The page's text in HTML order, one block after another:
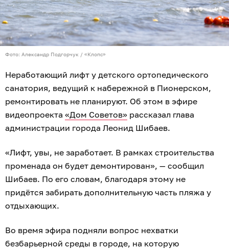
Фото: Александр Подгорчук / «Клопс»
Неработающий лифт у детского ортопедического
санатория, ведущий к набережной в Пионерском,
ремонтировать не планируют. Об этом в эфире
видеопроекта «Дом Советов» рассказал глава
администрации города Леонид Шибаев.
«Лифт, увы, не заработает. В рамках строительства
променада он будет демонтирован», — сообщил
Шибаев. По его словам, благодаря этому не
придётся забирать дополнительную часть пляжа у
отдыхающих.
Во время эфира подняли вопрос нехватки
безбарьерной среды в городе, на которую